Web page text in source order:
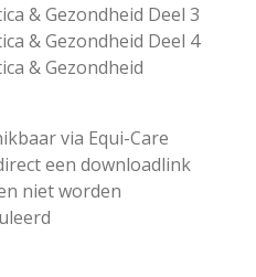
& Gezondheid Deel 3
& Gezondheid Deel 4
& Gezondheid
via Equi-Care
een downloadlink
niet worden